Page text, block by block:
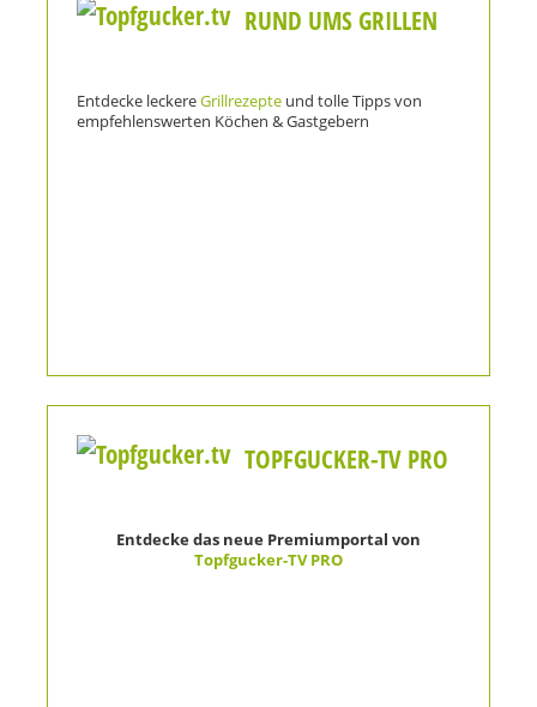
RUND UMS GRILLEN
Entdecke leckereGrillrezepte und tolle Tipps von
empfehlenswerten Köchen & Gastgebern
TOPFGUCKER-TV PRO
Entdecke das neue Premiumportal von
Topfgucker-TV PRO